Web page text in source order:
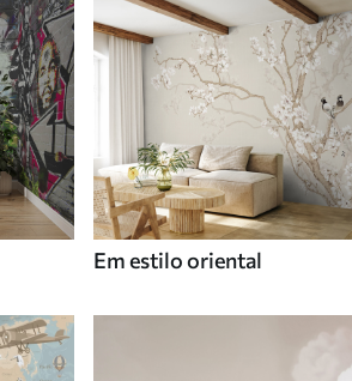
Em estilo oriental